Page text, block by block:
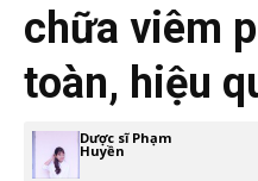
chữa viêm
toàn, hiệu
Dược sĩ Phạm
Huyền